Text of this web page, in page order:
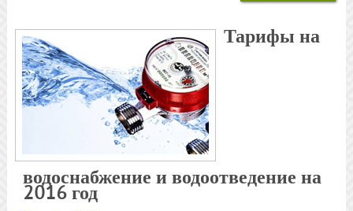
Тарифы на
водоснабжение и водоотведение на
2016 год